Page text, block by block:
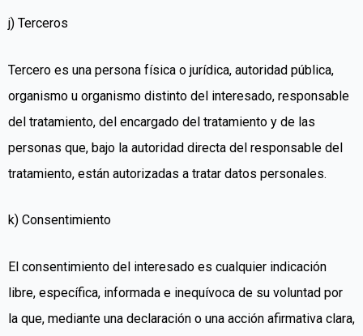
j) Terceros
Tercero es una persona física o jurídica, autoridad pública,
organismo u organismo distinto del interesado, responsable
del tratamiento, del encargado del tratamiento y de las
personas que, bajo la autoridad directa del responsable del
tratamiento, están autorizadas a tratar datos personales.
k) Consentimiento
El consentimiento del interesado es cualquier indicación
libre, específica, informada e inequívoca de su voluntad por
la que, mediante una declaración o una acción afirmativa clara,